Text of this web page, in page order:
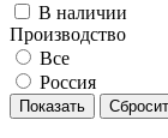
В наличии
Производство
Все
Россия